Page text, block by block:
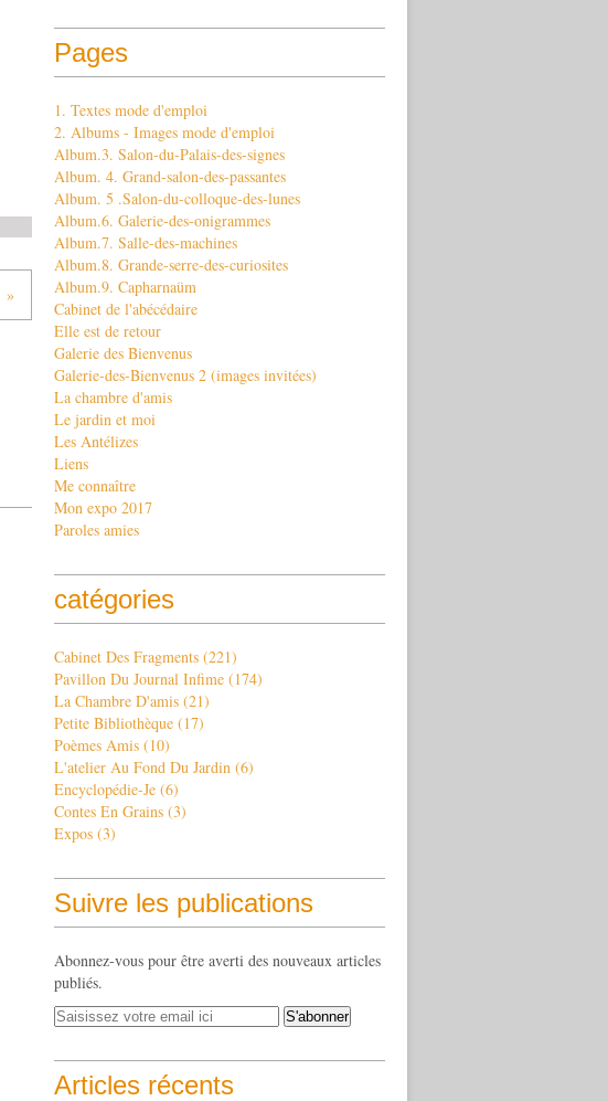
Pages
1. Textes mode d'emploi
2. Albums - Images mode d'emploi
Album.3. Salon-du-Palais-des-signes
Album. 4. Grand-salon-des-passantes
Album. 5 .Salon-du-colloque-des-lunes
Album.6. Galerie-des-onigrammes
Album.7. Salle-des-machines
Album.8. Grande-serre-des-curiosites
Album.9. Capharnaüm
Cabinet de l'abécédaire
Elle est de retour
Galerie des Bienvenus
Galerie-des-Bienvenus 2 (images invitées)
La chambre d'amis
Le jardin et moi
Les Antélizes
Liens
Me connaître
Mon expo 2017
Paroles amies
catégories
Cabinet Des Fragments (221)
Pavillon Du Journal Infime (174)
La Chambre D'amis (21)
Petite Bibliothèque (17)
Poèmes Amis (10)
L'atelier Au Fond Du Jardin (6)
Encyclopédie-Je (6)
Contes En Grains (3)
Expos (3)
Suivre les publications
Abonnez-vous pour être averti des nouveaux articles
publiés.
Articles récents